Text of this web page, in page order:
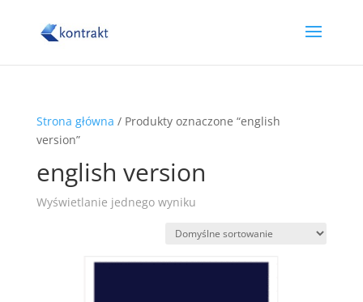
Strona główna / Produkty oznaczone “english
version”
english version
Wyświetlanie jednego wyniku